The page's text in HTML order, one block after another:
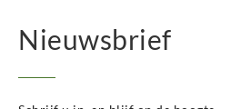
Nieuwsbrief